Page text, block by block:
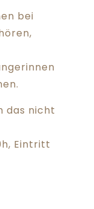
bei
das nicht
Eintritt